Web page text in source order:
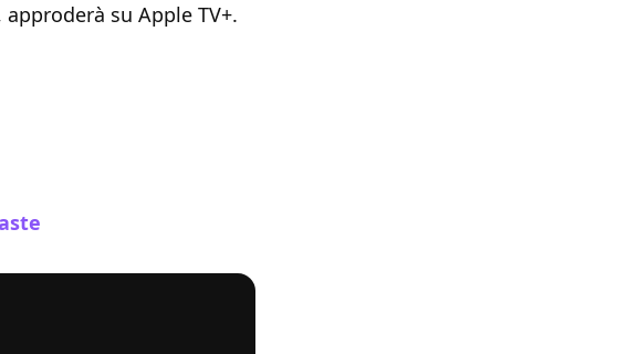
su Apple TV+.